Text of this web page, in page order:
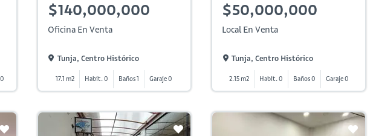
$140,000,000
Oficina En Venta
Tunja, Centro Histórico
17.1 m2 Habit. 0 Baños 1 Garaje 0
$50,000,000
Local En Venta
Tunja, Centro Histórico
2.15 m2 Habit. 0 Baños 0 Garaje 0